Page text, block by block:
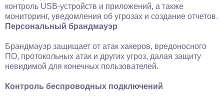
контроль USB-устройств и приложений, а также
мониторинг, уведомления об угрозах и создание отчетов.
Персональный брандмауэр
Брандмауэр защищает от атак хакеров, вредоносного
ПО, протокольных атак и других угроз, далая защиту
невидимой для конечных пользователей.
Контроль беспроводных подключений